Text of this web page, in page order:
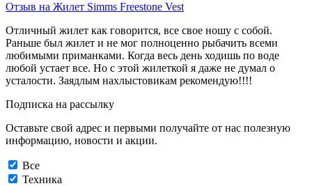
Отзыв на Жилет Simms Freestone Vest
Отличный жилет как говорится, все свое ношу с собой.
Раньше был жилет и не мог полноценно рыбачить всеми
любимыми приманками. Когда весь день ходишь по воде
любой устает все. Но с этой жилеткой я даже не думал о
усталости. Заядлым нахлыстовикам рекомендую!!!!
Подписка на рассылку
Оставьте свой адрес и первыми получайте от нас полезную
информацию, новости и акции.
Все
Техника